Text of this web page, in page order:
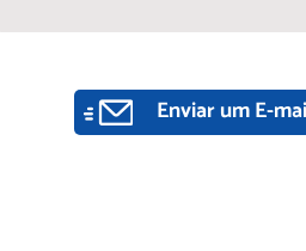
Enviar um E-